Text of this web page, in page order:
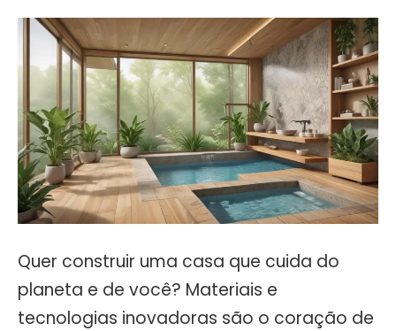
Quer construir uma casa que cuida do
planeta e de você? Materiais e
tecnologias inovadoras são o coração de